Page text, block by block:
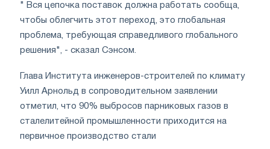
" Вся цепочка поставок должна работать сообща,
чтобы облегчить этот переход, это глобальная
проблема, требующая справедливого глобального
решения", - сказал Сэнсом.
Глава Института инженеров-строителей по климату
Уилл Арнольд в сопроводительном заявлении
отметил, что 90% выбросов парниковых газов в
сталелитейной промышленности приходится на
первичное производство стали